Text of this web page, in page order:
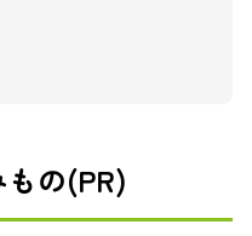
の(PR)